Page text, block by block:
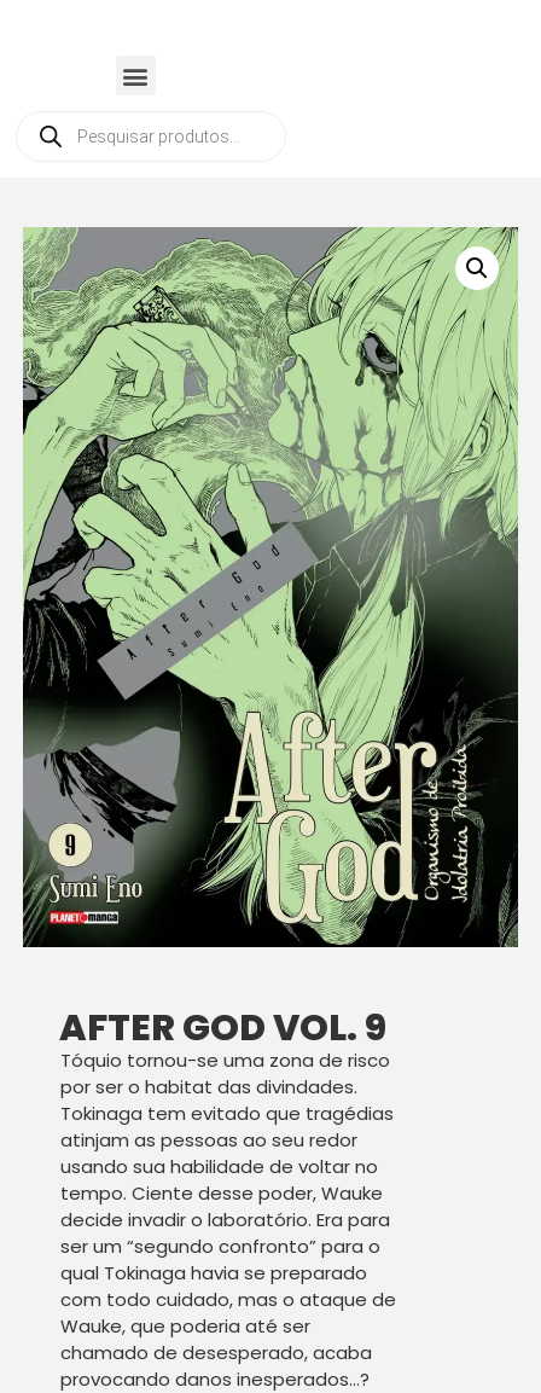
AFTER GOD VOL. 9
Tóquio tornou-se uma zona de risco
por ser o habitat das divindades.
Tokinaga tem evitado que tragédias
atinjam as pessoas ao seu redor
usando sua habilidade de voltar no
tempo. Ciente desse poder, Wauke
decide invadir o laboratório. Era para
ser um “segundo confronto” para o
qual Tokinaga havia se preparado
com todo cuidado, mas o ataque de
Wauke, que poderia até ser
chamado de desesperado, acaba
provocando danos inesperados…?